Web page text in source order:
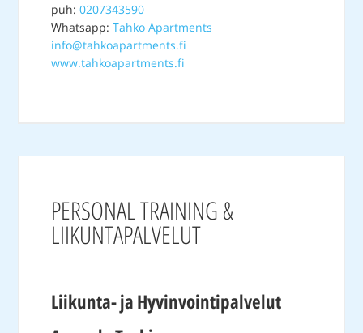
puh:0207343590
Whatsapp:Tahko Apartments
info@tahkoapartments.fi
www.tahkoapartments.fi
PERSONAL TRAINING &
LIIKUNTAPALVELUT
Liikunta- ja Hyvinvointipalvelut